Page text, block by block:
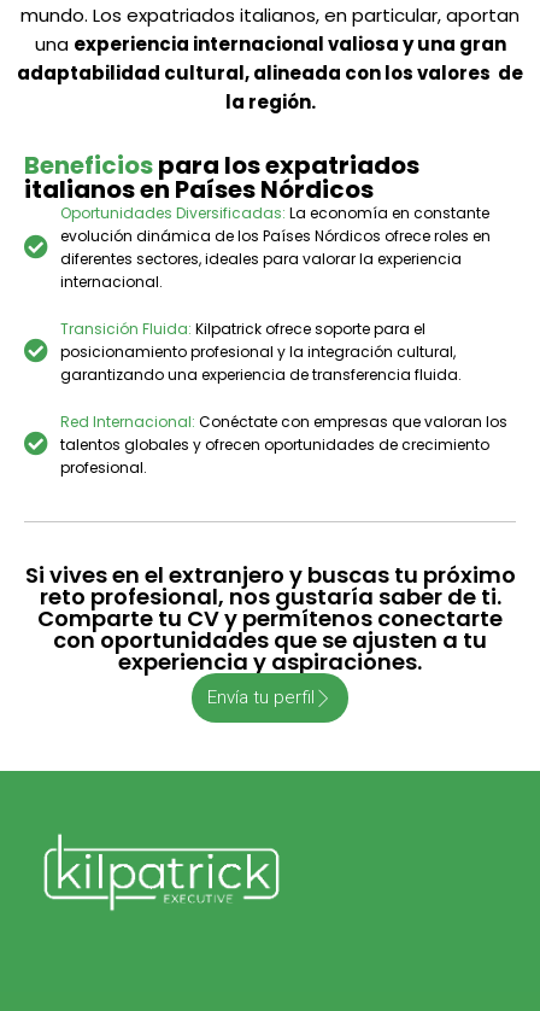
mundo. Los expatriados italianos, en particular, aportan
una experiencia internacional valiosa y una gran
adaptabilidad cultural, alineada con los valores de
la región.
Beneficiospara los expatriados
italianos en Países Nórdicos
Oportunidades Diversificadas: La economía en constante
evolución dinámica de los Países Nórdicos ofrece roles en
diferentes sectores, ideales para valorar la experiencia
internacional.
Transición Fluida: Kilpatrick ofrece soporte para el
posicionamiento profesional y la integración cultural,
garantizando una experiencia de transferencia fluida.
Red Internacional: Conéctate con empresas que valoran los
talentos globales y ofrecen oportunidades de crecimiento
profesional.
Si vives en el extranjero y buscas tu próximo
reto profesional, nos gustaría saber de ti.
Comparte tu CV y ​​permítenos conectarte
con oportunidades que se ajusten a tu
experiencia y aspiraciones.
Envía tu perfil